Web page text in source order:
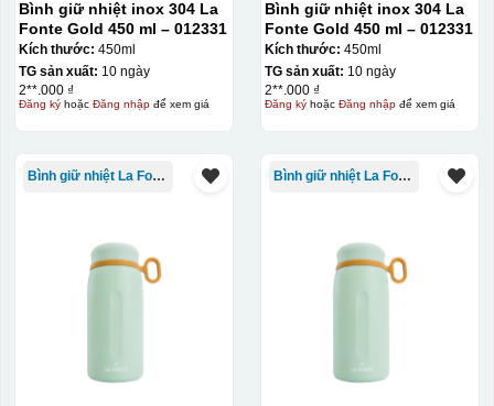
Bình giữ nhiệt inox 304 La
Fonte Gold 450 ml – 012331
Kích thước: 450ml
TG sản xuất: 10 ngày
2**.000 ₫
Đăng kýhoặc Đăng nhậpđể xem giá
Bình giữ nhiệt inox 304 La
Fonte Gold 450 ml – 012331
Kích thước: 450ml
TG sản xuất: 10 ngày
2**.000 ₫
Đăng kýhoặc Đăng nhậpđể xem giá
Bình giữ nhiệt La Fonte Bình giữ nhiệt La Fonte